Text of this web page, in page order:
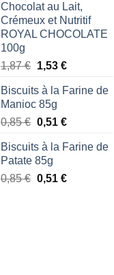
initial
était :
1,87 €.
actuel
est :
1,53 €.
Chocolat au Lait,
Crémeux et Nutritif
ROYAL CHOCOLATE
100g
1,87€ Le
initial
était :
1,87 €.
1,53 €Le
actuel
1,53 €.
Biscuits à la Farine de
Manioc 85g
0,85€ Le
initial
était :
0,85 €.
0,51 €Le
actuel
0,51 €.
Biscuits à la Farine de
Patate 85g
0,85€ Le
0,51 €Le